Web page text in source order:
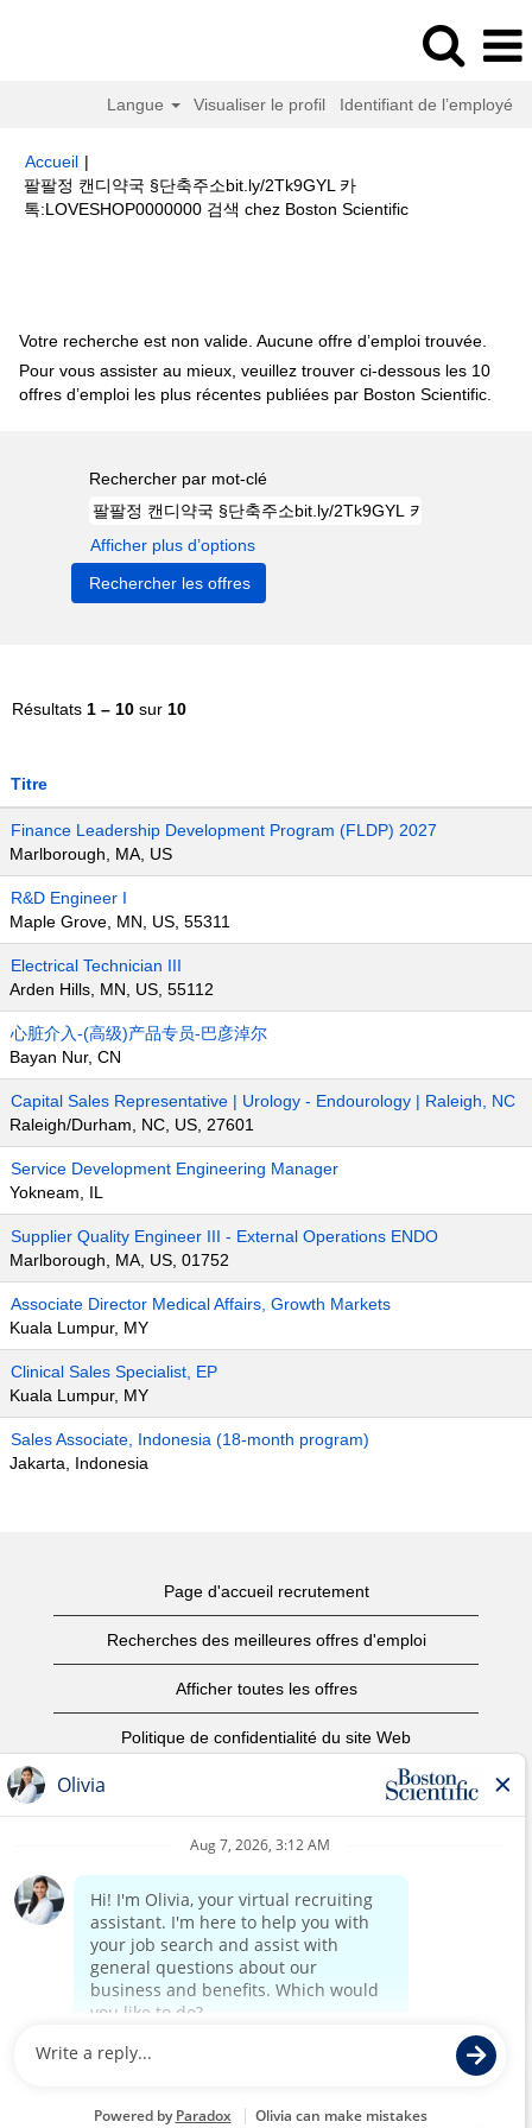
Langue Visualiser le profil Identifiant de l’employé
Accueil |
팔팔정 캔디약국 §단축주소bit.ly/2Tk9GYL 카
톡:LOVESHOP0000000 검색 chez Boston Scientific(page
Votre recherche est non valide. Aucune offre d’emploi trouvée.
Pour vous assister au mieux, veuillez trouver ci-dessous les 10
offres d’emploi les plus récentes publiées par Boston Scientific.
Rechercher par mot-clé
Afficher plus d’options
Résultats 1 – 10 sur 10
Titre
Finance Leadership Development Program (FLDP) 2027
Marlborough, MA, US
R&D Engineer I
Maple Grove, MN, US, 55311
Electrical Technician III
Arden Hills, MN, US, 55112
心脏介入-(高级)产品专员-巴彦淖尔
Bayan Nur, CN
Capital Sales Representative | Urology - Endourology | Raleigh, NC
Raleigh/Durham, NC, US, 27601
Service Development Engineering Manager
Yokneam, IL
Supplier Quality Engineer III - External Operations ENDO
Marlborough, MA, US, 01752
Associate Director Medical Affairs, Growth Markets
Kuala Lumpur, MY
Clinical Sales Specialist, EP
Kuala Lumpur, MY
Sales Associate, Indonesia (18-month program)
Jakarta, Indonesia
Page d'accueil recrutement
Recherches des meilleures offres d'emploi
Afficher toutes les offres
Politique de confidentialité du site Web
Page d'accueil du site de l'entreprise
©2017 Boston Scientific ou ses filiales. Tous droits réservés.